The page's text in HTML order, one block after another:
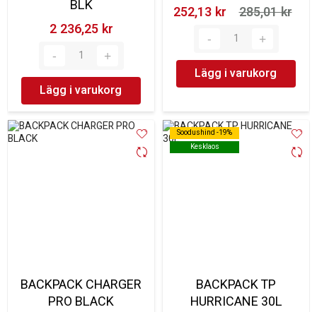
BLK
2 236,25 kr‎
Lägg i varukorg
252,13 kr‎
285,01 kr‎
Lägg i varukorg
BACKPACK CHARGER
PRO BLACK
Soodushind -19%
Kesklaos
Soodushind -19%
Kesklaos
BACKPACK TP
HURRICANE 30L